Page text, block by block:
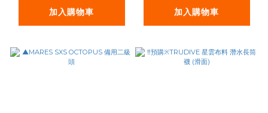
加入購物車 加入購物車